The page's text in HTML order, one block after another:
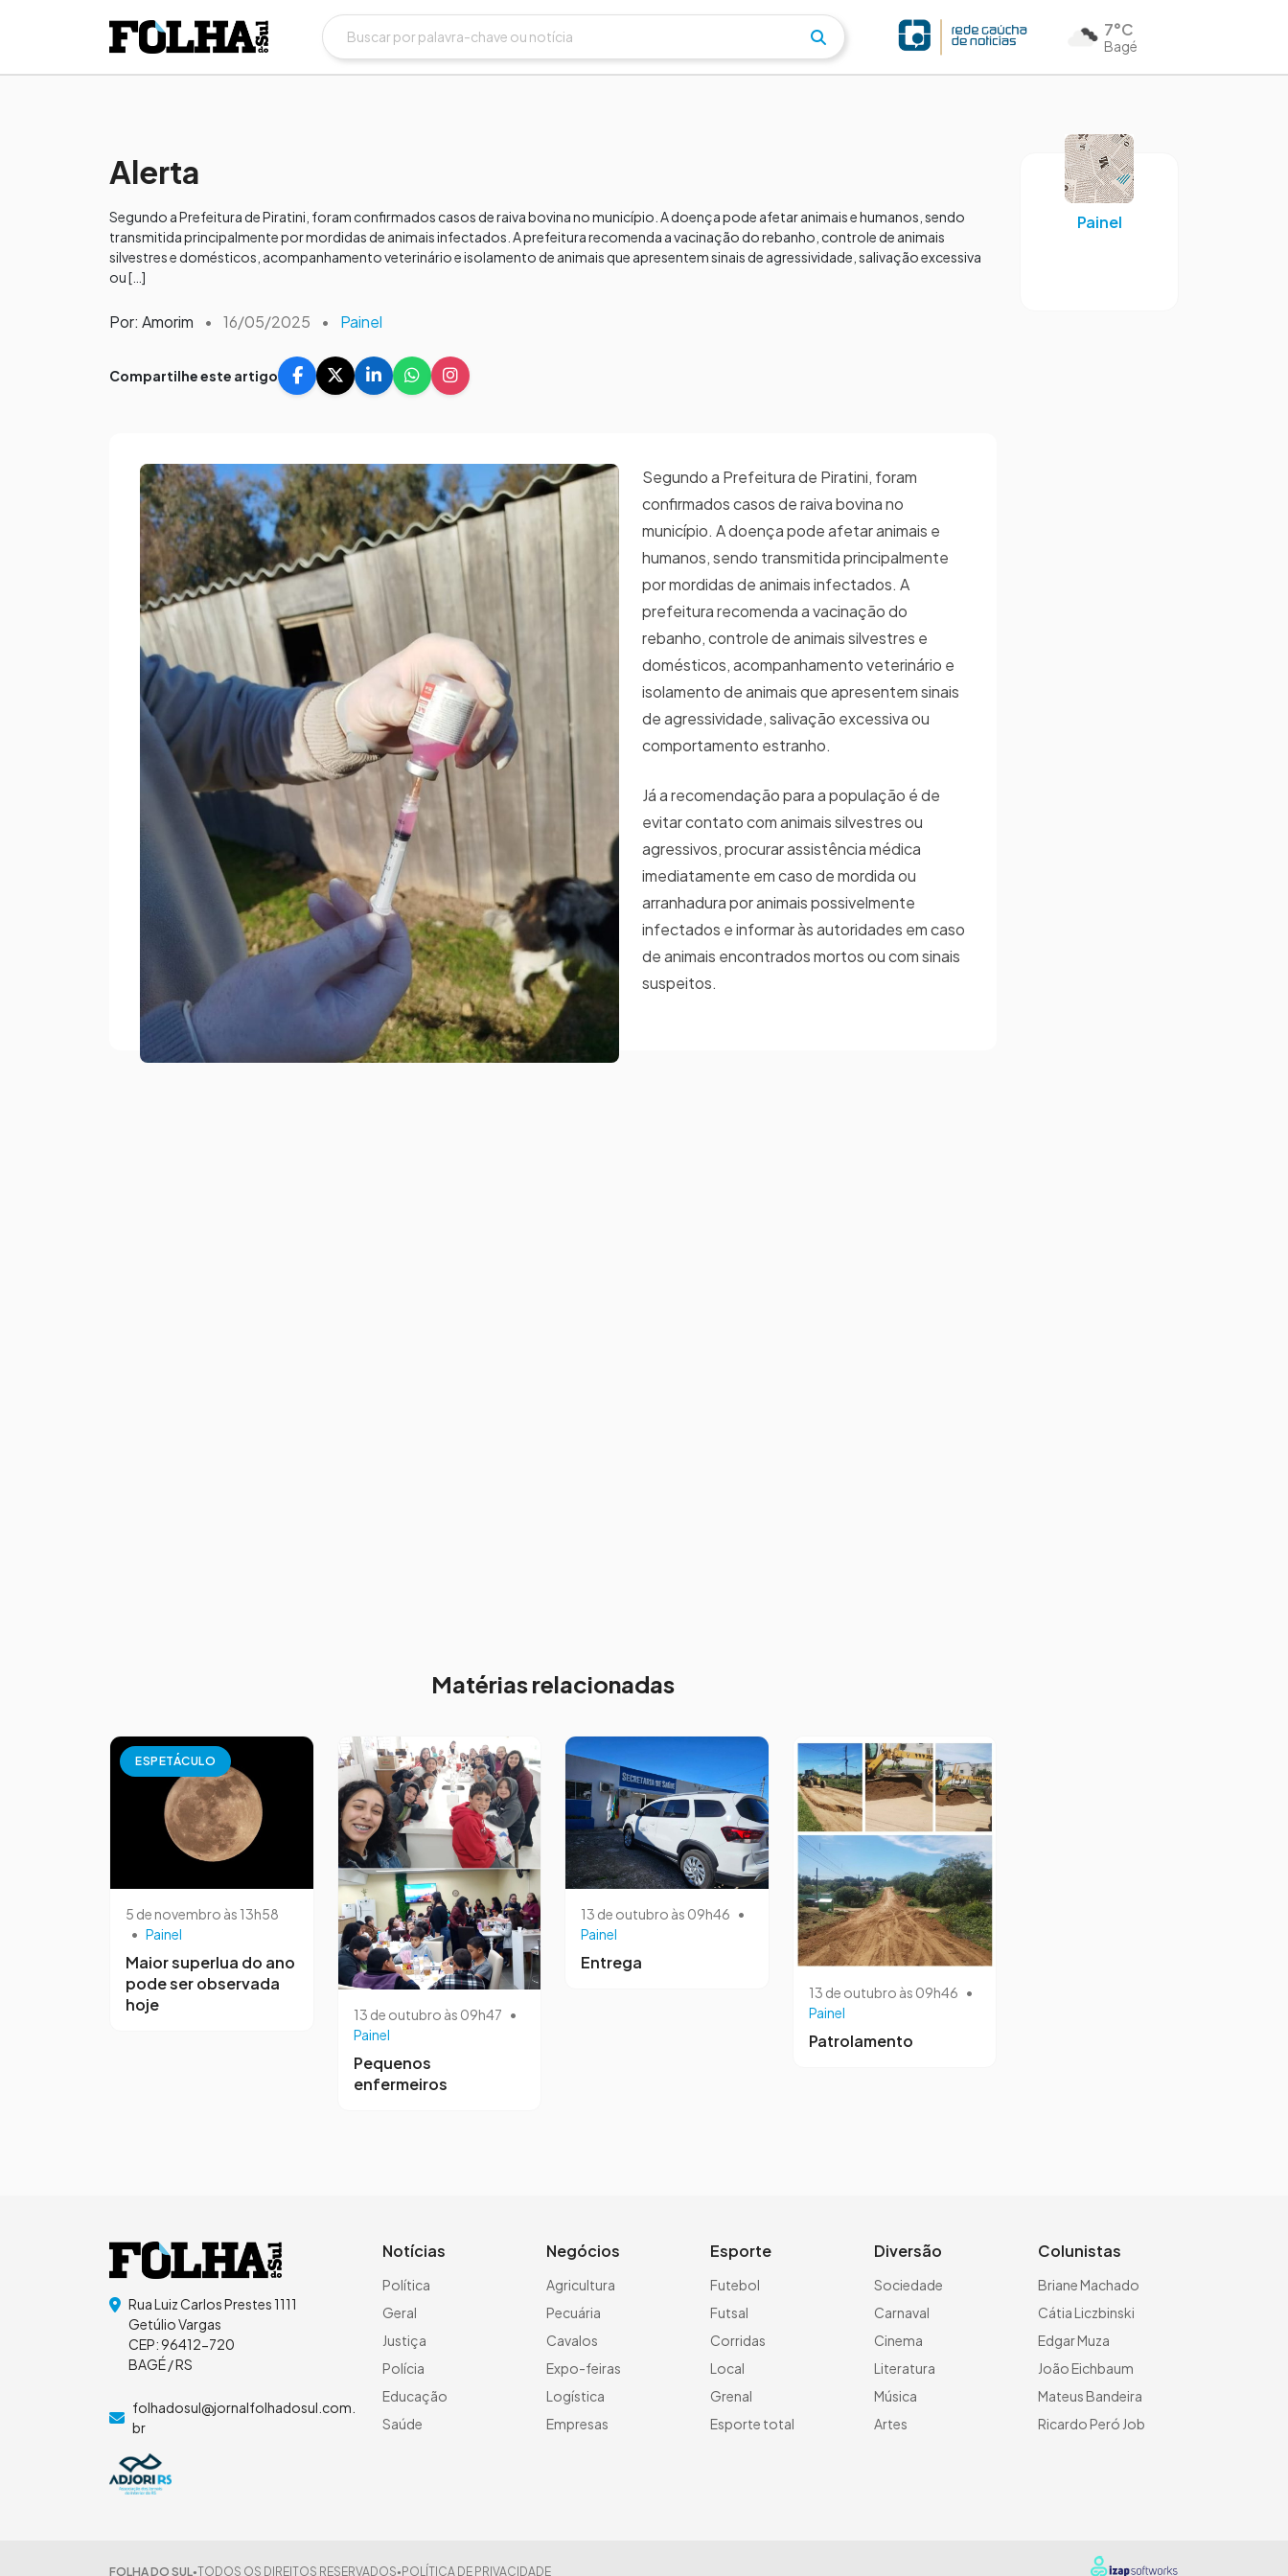
7°C
Bagé
Alerta
Segundo a Prefeitura de Piratini, foram confirmados casos de raiva bovina no município. A doença pode afetar animais e humanos, sendo
transmitida principalmente por mordidas de animais infectados. A prefeitura recomenda a vacinação do rebanho, controle de animais
silvestres e domésticos, acompanhamento veterinário e isolamento de animais que apresentem sinais de agressividade, salivação excessiva
ou […]
Por: Amorim • 16/05/2025 • Painel
Compartilhe este artigo
Segundo a Prefeitura de Piratini, foram
confirmados casos de raiva bovina no
município. A doença pode afetar animais e
humanos, sendo transmitida principalmente
por mordidas de animais infectados. A
prefeitura recomenda a vacinação do
rebanho, controle de animais silvestres e
domésticos, acompanhamento veterinário e
isolamento de animais que apresentem sinais
de agressividade, salivação excessiva ou
comportamento estranho.
Já a recomendação para a população é de
evitar contato com animais silvestres ou
agressivos, procurar assistência médica
imediatamente em caso de mordida ou
arranhadura por animais possivelmente
infectados e informar às autoridades em caso
de animais encontrados mortos ou com sinais
suspeitos.
Matérias relacionadas
ESPETÁCULO
5 de novembro às 13h58
• Painel
Maior superlua do ano
pode ser observada
hoje
13 de outubro às 09h47 •
Painel
Pequenos
enfermeiros
13 de outubro às 09h46 •
Painel
Entrega
13 de outubro às 09h46 •
Painel
Patrolamento
Painel
Rua Luiz Carlos Prestes 1111
Getúlio Vargas
CEP: 96412-720
BAGÉ / RS
folhadosul@jornalfolhadosul.com.
br
Notícias
Política
Geral
Justiça
Polícia
Educação
Saúde
Negócios
Agricultura
Pecuária
Cavalos
Expo-feiras
Logística
Empresas
Esporte
Futebol
Futsal
Corridas
Local
Grenal
Esporte total
Diversão
Sociedade
Carnaval
Cinema
Literatura
Música
Artes
Colunistas
Briane Machado
Cátia Liczbinski
Edgar Muza
João Eichbaum
Mateus Bandeira
Ricardo Peró Job
FOLHA DO SUL●TODOS OS DIREITOS RESERVADOS● POLÍTICA DE PRIVACIDADE